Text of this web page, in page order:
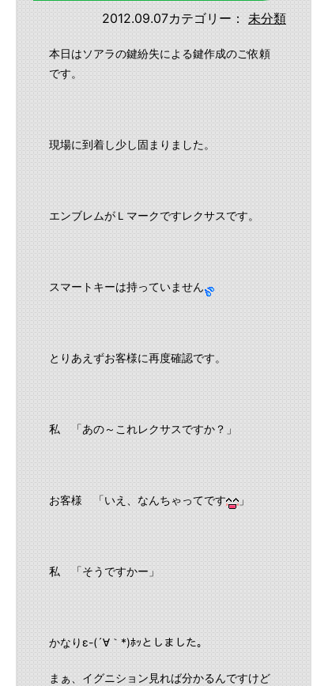
2012.09.07カテゴリー： 未分類
本日はソアラの鍵紛失による鍵作成のご依頼
です。
現場に到着し少し固まりました。
エンブレムがＬマークですレクサスです。
スマートキーは持っていません
とりあえずお客様に再度確認です。
私 「あの～これレクサスですか？」
お客様 「いえ、なんちゃってです 」
私 「そうですかー」
かなりε-(´∀｀*)ﾎｯとしました。
まぁ、イグニション見れば分かるんですけど